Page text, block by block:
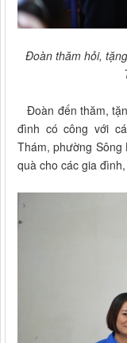
Đoàn thăm hỏi,
Đoàn đến thăm,
đình có công với
Thám, phường
quà cho các gia